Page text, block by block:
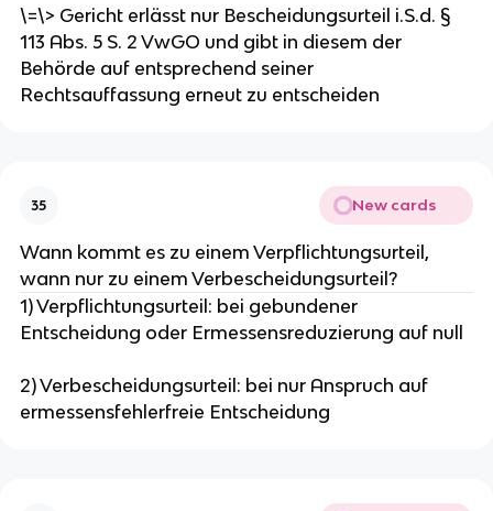
\=\> Gericht erlässt nur Bescheidungsurteil i.S.d. §
113 Abs. 5 S. 2 VwGO und gibt in diesem der
Behörde auf entsprechend seiner
Rechtsauffassung erneut zu entscheiden
35 New cards
Wann kommt es zu einem Verpflichtungsurteil,
wann nur zu einem Verbescheidungsurteil?
1) Verpflichtungsurteil: bei gebundener
Entscheidung oder Ermessensreduzierung auf null
2) Verbescheidungsurteil: bei nur Anspruch auf
ermessensfehlerfreie Entscheidung